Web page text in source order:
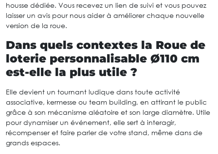
housse dédiée. Vous recevez un lien de suivi et vous pouvez
laisser un avis pour nous aider à améliorer chaque nouvelle
version de la roue.
Dans quels contextes la Roue de
loterie personnalisable Ø110 cm
est-elle la plus utile ?
Elle devient un tournant ludique dans toute activité
associative, kermesse ou team building, en attirant le public
grâce à son mécanisme aléatoire et son large diamètre. Utile
pour dynamiser un événement, elle sert à interagir,
récompenser et faire parler de votre stand, même dans de
grands espaces.